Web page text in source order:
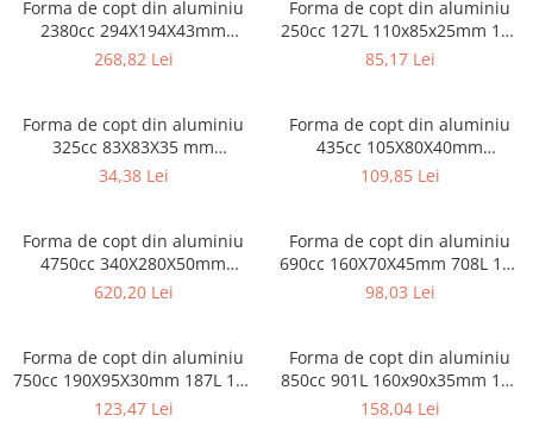
Cutii Clasice CO3 (BAX)
Cutii Clasice CO5 (BAX)
Cutii Prajituri Blank
Cutii Tort Generic
Suport Clatite
Cutii Display
Cutii Fast Food Blank
Cutii Fast Food Generic
Sacose Plastic
Forma de copt din aluminiu
2380cc 294X194X43mm
902/501L 100 buc/set
268,82 Lei
Forma de copt din aluminiu
250cc 127L 110x85x25mm 100
buc/set
85,17 Lei
Forma de copt din aluminiu
325cc 83X83X35 mm
200L/900G 100 buc/set
34,38 Lei
Forma de copt din aluminiu
435cc 105X80X40mm
528/128/728L 100 buc/set
109,85 Lei
Forma de copt din aluminiu
4750cc 340X280X50mm
910L/916G 100 buc/set
620,20 Lei
Forma de copt din aluminiu
690cc 160X70X45mm 708L 100
buc/set
98,03 Lei
Forma de copt din aluminiu
750cc 190X95X30mm 187L 100
buc/set
123,47 Lei
Forma de copt din aluminiu
850cc 901L 160x90x35mm 100
buc/set
158,04 Lei